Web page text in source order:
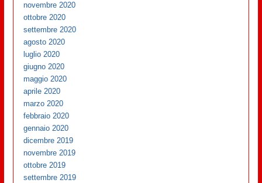
novembre 2020
ottobre 2020
settembre 2020
agosto 2020
luglio 2020
giugno 2020
maggio 2020
aprile 2020
marzo 2020
febbraio 2020
gennaio 2020
dicembre 2019
novembre 2019
ottobre 2019
settembre 2019